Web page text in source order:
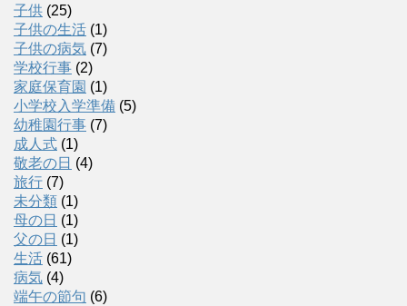
子供 (25)
子供の生活 (1)
子供の病気 (7)
学校行事 (2)
家庭保育園 (1)
小学校入学準備 (5)
幼稚園行事 (7)
成人式 (1)
敬老の日 (4)
旅行 (7)
未分類 (1)
母の日 (1)
父の日 (1)
生活 (61)
病気 (4)
端午の節句 (6)